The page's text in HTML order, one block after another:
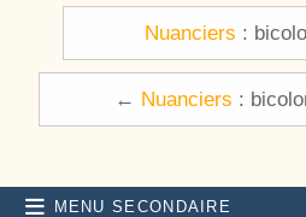
Navigation de
Nuanciers :
← Nuanciers :
MENU SECONDAIRE